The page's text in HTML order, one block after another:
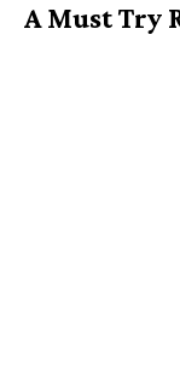
A Must Try